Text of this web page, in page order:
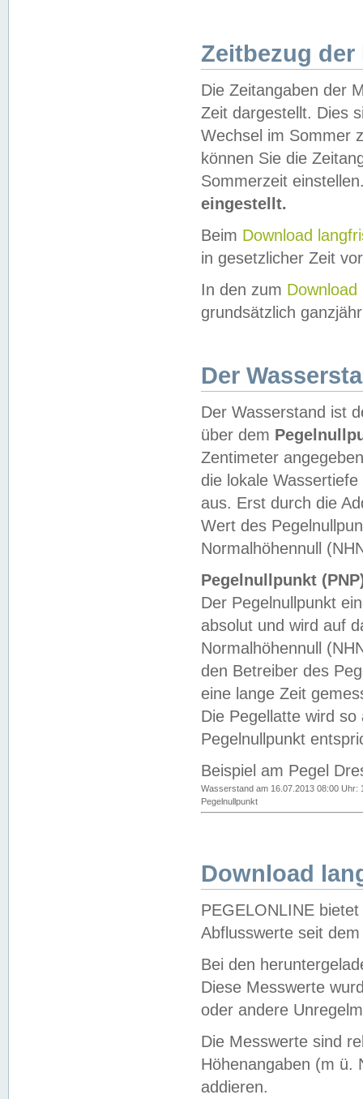
Zeitbezug der
Die Zeitangaben der
Zeit dargestellt. Dies
Wechsel im Sommer
können Sie die
Sommerzeit
eingestellt.
Beim Download
in gesetzlicher Zeit
In den zum Download
grundsätzlich
Der
Der Wasserstand ist
über dem
Zentimeter
die lokale
aus. Erst durch die
Wert des
Normalhöhennull
Pegelnullpunkt
Der Pegelnullpunkt
absolut und wird auf
Normalhöhennull
den Betreiber des
eine lange Zeit
Die Pegellatte wird
Pegelnullpunkt
Beispiel am Pegel
Wasserstand am 16.07.2013 08:00 Uhr:
Pegelnullpunkt
Download
PEGELONLINE
Abflusswerte seit
Bei den
Diese Messwerte
oder andere
Die Messwerte sind
Höhenangaben (m ü.
addieren.